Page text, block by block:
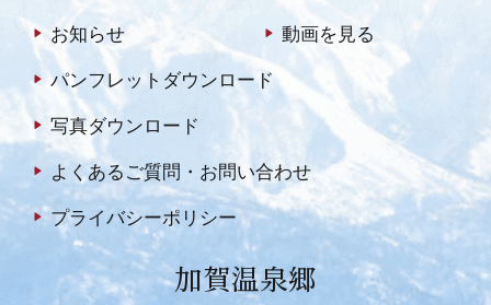
お知らせ 動画を見る
パンフレットダウンロード
写真ダウンロード
よくあるご質問・お問い合わせ
プライバシーポリシー
加賀温泉郷